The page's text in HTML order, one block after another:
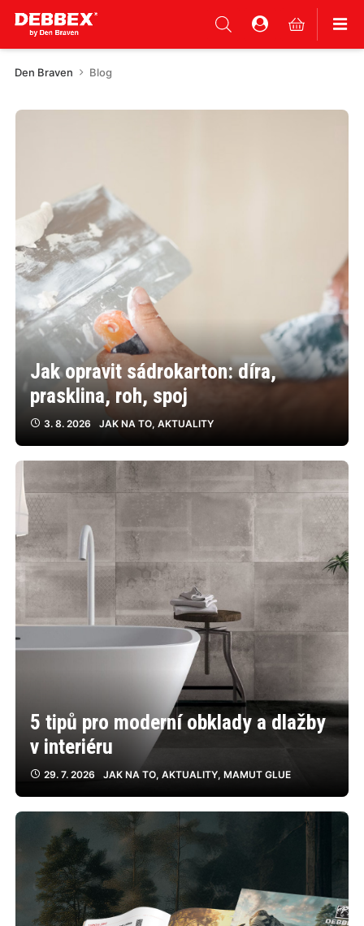
Den Braven Blog
Jak opravit sádrokarton: díra,
prasklina, roh, spoj
3. 8. 2026 JAK NA TO, AKTUALITY
5 tipů pro moderní obklady a dlažby
v interiéru
29. 7. 2026 JAK NA TO, AKTUALITY, MAMUT GLUE